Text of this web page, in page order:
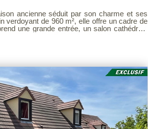
ancienne séduit par son charme et ses
verdoyant de 960 m², elle offre un cadre de
de la propriété, idéale pour un atelier,
et